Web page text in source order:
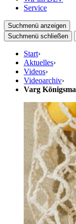
Service
Suchmenü anzeigen
Suchmenü schließen
Start›
Aktuelles›
Videos›
Videoarchiv›
Varg